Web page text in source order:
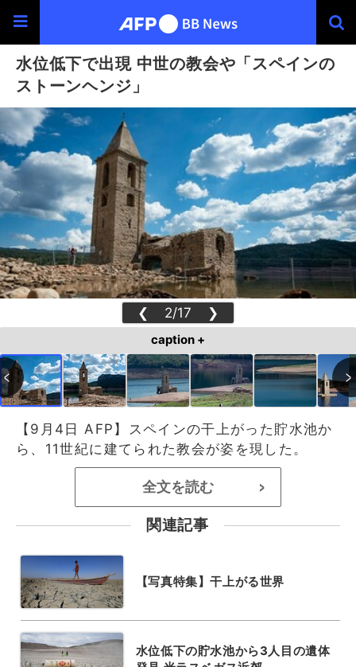
水位低下で出現 中世の教会や「スペインの
ストーンヘンジ」
❮ 2/17 ❯
caption +
【9月4日 AFP】スペインの干上がった貯水池か
ら、11世紀に建てられた教会が姿を現した。
全文を読む >
関連記事
【写真特集】干上がる世界
水位低下の貯水池から3人目の遺体